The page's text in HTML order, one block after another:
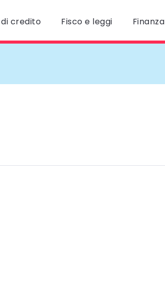
credito Fisco e leggi Finanza